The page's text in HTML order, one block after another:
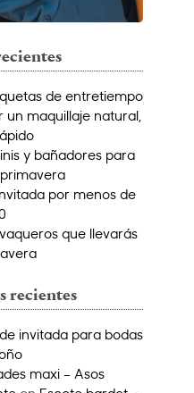
de entretiempo
un maquillaje natural,
y bañadores para
por menos de
que llevarás
recientes
invitada para bodas
maxi – Asos